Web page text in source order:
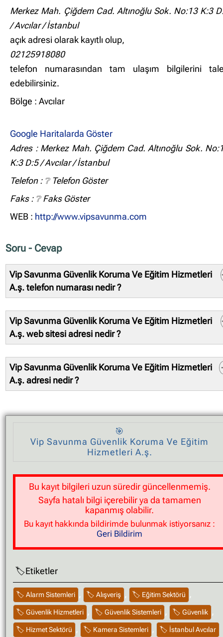
Merkez Mah. Çiğdem Cad. Altınoğlu Sok. No:13 K:3
/ Avcılar / İstanbul
açık adresi olarak kayıtlı olup,
02125918080
telefon numarasından tam ulaşım bilgilerini
edebilirsiniz.
Bölge : Avcılar
Google Haritalarda Göster
Adres : Merkez Mah. Çiğdem Cad. Altınoğlu Sok.
K:3 D:5 / Avcılar / İstanbul
Telefon : ❔ Telefon Göster
Faks : ❔ Faks Göster
WEB : http://www.vipsavunma.com
Soru - Cevap
Vip Savunma Güvenlik Koruma Ve Eğitim Hizmetleri
A.ş. telefon numarası nedir ?
Bilgi doğruluğunu kontrol etmek bilgiyi kullanacak
kişi/kurum sorumluluğundadır. Bilgilerin hatalı olması
durumunda doğru veriler ile düzeltilmesini veya
kaldırılmasını talep edebilirsiniz.
Vip Savunma Güvenlik Koruma Ve Eğitim Hizmetleri
A.ş. web sitesi adresi nedir ?
http://www.vipsavunma.com
Bilgi doğruluğunu kontrol etmek bilgiyi kullanacak
kişi/kurum sorumluluğundadır. Bilgilerin hatalı olması
durumunda doğru veriler ile düzeltilmesini veya
Vip Savunma Güvenlik Koruma Ve Eğitim Hizmetleri
A.ş. adresi nedir ?
Avcılar / İstanbul
Bilgi doğruluğunu kontrol etmek bilgiyi kullanacak
kişi/kurum sorumluluğundadır. Bilgilerin hatalı olması
durumunda doğru veriler ile düzeltilmesini veya
🎯
Vip Savunma Güvenlik Koruma Ve Eğitim
Hizmetleri A.ş.
Bu kayıt bilgileri uzun süredir güncellenmemiş.
Sayfa hatalı bilgi içerebilir ya da tamamen
kapanmış olabilir.
Bu kayıt hakkında bildirimde bulunmak istiyorsanız :
Geri Bildirim
Etiketler
Alarm Sistemleri , Alışveriş , Eğitim Sektörü ,
Güvenlik Hizmetleri , Güvenlik Sistemleri , Güvenlik ,
Hizmet Sektörü , Kamera Sistemleri , İstanbul Avcılar